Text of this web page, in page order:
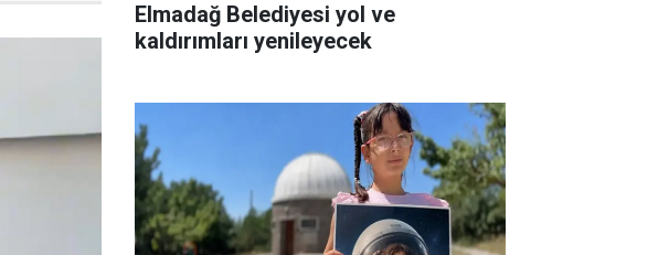
Elmadağ Belediyesi yol ve
kaldırımları yenileyecek